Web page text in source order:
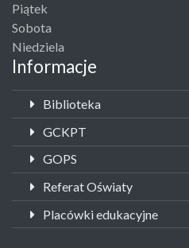
Piątek
Sobota
Niedziela
Informacje
Biblioteka
GCKPT
GOPS
Referat Oświaty
Placówki edukacyjne